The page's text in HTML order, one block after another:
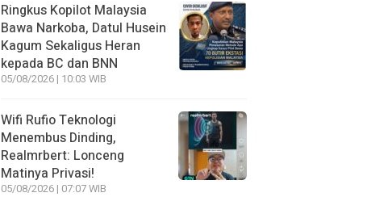
Ringkus Kopilot Malaysia
Bawa Narkoba, Datul Husein
Kagum Sekaligus Heran
kepada BC dan BNN
05/08/2026 | 10:03 WIB
Wifi Rufio Teknologi
Menembus Dinding,
Realmrbert: Lonceng
Matinya Privasi!
05/08/2026 | 07:07 WIB